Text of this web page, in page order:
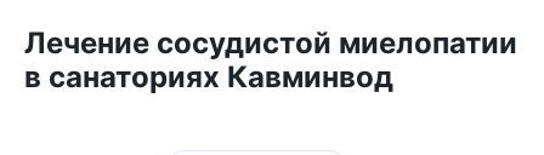
Лечение сосудистой миелопатии
в санаториях Кавминвод